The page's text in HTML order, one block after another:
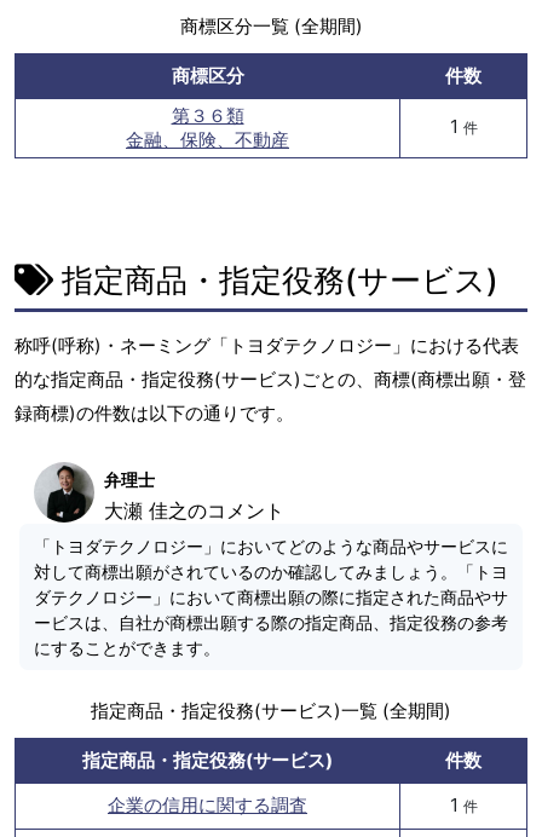
商標区分一覧 (全期間)
商標区分
件数
第３６類
金融、保険、不動産
1 件
指定商品・指定役務(サービス)
称呼(呼称)・ネーミング「トヨダテクノロジー」における代表
的な指定商品・指定役務(サービス)ごとの、商標(商標出願・登
録商標)の件数は以下の通りです。
弁理士
大瀬 佳之のコメント
「トヨダテクノロジー」においてどのような商品やサービスに
対して商標出願がされているのか確認してみましょう。「トヨ
ダテクノロジー」において商標出願の際に指定された商品やサ
ービスは、自社が商標出願する際の指定商品、指定役務の参考
にすることができます。
指定商品・指定役務(サービス)一覧 (全期間)
指定商品・指定役務(サービス)
件数
企業の信用に関する調査
1 件